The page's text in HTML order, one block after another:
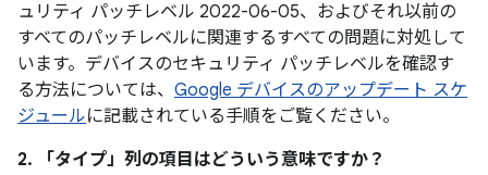
ュリティ パッチレベル 2022-06-05、およびそれ以前の
すべてのパッチレベルに関連するすべての問題に対処して
います。デバイスのセキュリティ パッチレベルを確認す
る方法については、 Google デバイスのアップデート スケ
ジュールに記載されている手順をご覧ください。
2. 「タイプ」 列の項目はどういう意味ですか？